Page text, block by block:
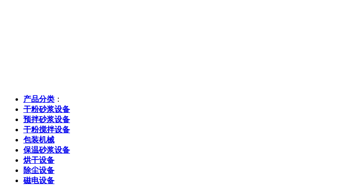
产品分类 ：
干粉砂浆设备
预拌砂浆设备
干粉搅拌设备
包装机械
保温砂浆设备
烘干设备
除尘设备
磁电设备